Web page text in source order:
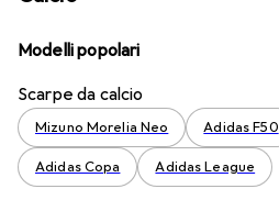
Modelli popolari
Scarpe da calcio
Mizuno Morelia Neo Adidas F50
Adidas Copa Adidas League